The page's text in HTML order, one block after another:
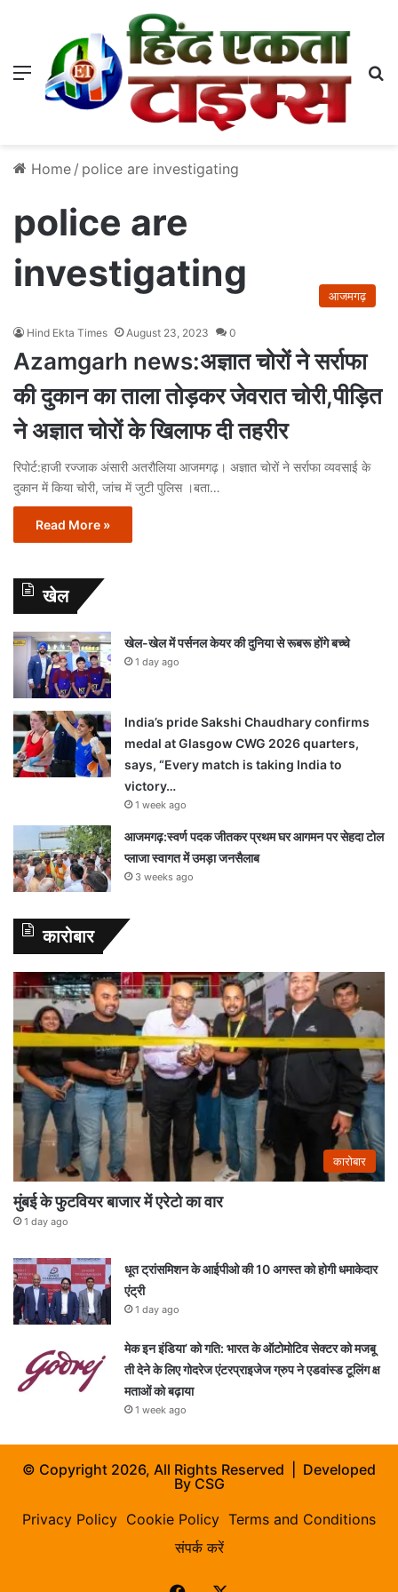
Menu
Home / police are investigating
police are
investigating
आजमगढ़
Hind Ekta Times August 23, 2023 0
Azamgarh news:अज्ञात चोरों ने सर्राफा
की दुकान का ताला तोड़कर जेवरात चोरी,पीड़ित
ने अज्ञात चोरों के खिलाफ दी तहरीर
रिपोर्ट:हाजी रज्जाक अंसारी अतरौलिया आजमगढ़। अज्ञात चोरों ने सर्राफा व्यवसाई के
दुकान में किया चोरी, जांच में जुटी पुलिस ।बता…
Read More »
खेल
खेल-खेल में पर्सनल केयर की दुनिया से रूबरू होंगे बच्चे
1 day ago
India’s pride Sakshi Chaudhary confirms
medal at Glasgow CWG 2026 quarters,
says, “Every match is taking India to
victory…
1 week ago
आजमगढ़:स्वर्ण पदक जीतकर प्रथम घर आगमन पर सेहदा टोल
प्लाजा स्वागत में उमड़ा जनसैलाब
3 weeks ago
कारोबार
कारोबार
मुंबई के फुटवियर बाजार में एरेटो का वार
1 day ago
धूत ट्रांसमिशन के आईपीओ की 10 अगस्त को होगी धमाकेदार
एंट्री
1 day ago
मेक इन इंडिया’ को गति: भारत के ऑटोमोटिव सेक्टर को मजबू
ती देने के लिए गोदरेज एंटरप्राइजेज ग्रुप ने एडवांस्ड टूलिंग क्ष
मताओं को बढ़ाया
1 week ago
© Copyright 2026, All Rights Reserved | Developed
ByCSG
Privacy Policy Cookie Policy Terms and Conditions
संपर्क करें